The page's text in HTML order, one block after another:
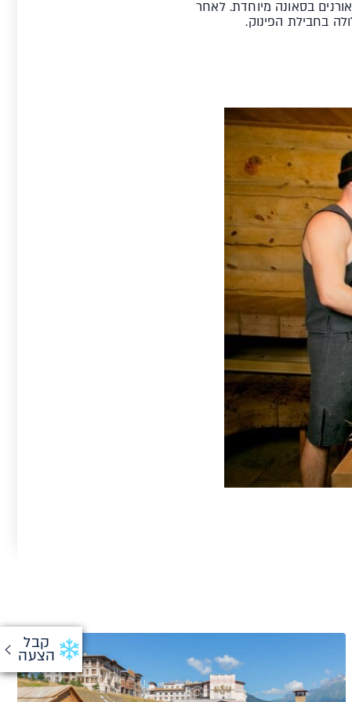
קבל
הצעה
בסאונה מיוחדת. לאחר
בחבילת הפינוק.